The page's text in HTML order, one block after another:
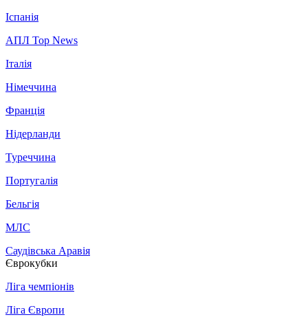
Іспанія
АПЛ Top News
Італія
Німеччина
Франція
Нідерланди
Туреччина
Португалія
Бельгія
МЛС
Саудівська Аравія
Єврокубки
Ліга чемпіонів
Ліга Європи